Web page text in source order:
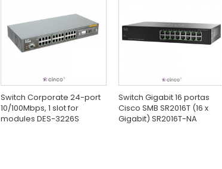
Switch Corporate 24-port
10/100Mbps, 1 slot for
modules DES-3226S
Switch Gigabit 16 portas
Cisco SMB SR2016T (16 x
Gigabit) SR2016T-NA